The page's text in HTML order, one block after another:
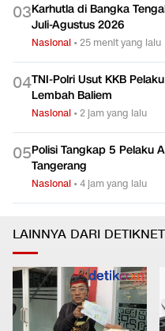
03Karhutla di Bangka
Juli-Agustus 2026
Nasional •25 menit yang lalu
04TNI-Polri Usut KKB
Lembah Baliem
Nasional •2 jam yang lalu
05Polisi Tangkap 5 Pelaku
Tangerang
Nasional •4 jam yang lalu
LAINNYA DARI